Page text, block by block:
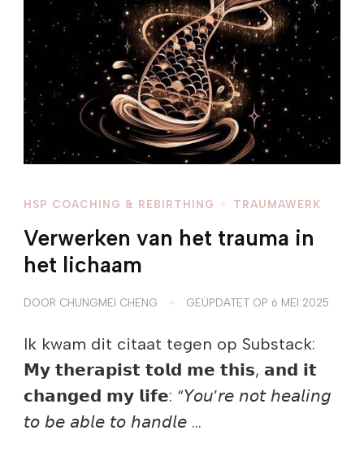
HSP COACHING & REBIRTHING TRAUMAWERK
Verwerken van het trauma in
het lichaam
DOOR CHUNGMEI CHENG GEÜPDATET OP 6 MEI 2025
Ik kwam dit citaat tegen op Substack:
𝗠𝘆 𝘁𝗵𝗲𝗿𝗮𝗽𝗶𝘀𝘁 𝘁𝗼𝗹𝗱 𝗺𝗲 𝘁𝗵𝗶𝘀, 𝗮𝗻𝗱 𝗶𝘁
𝗰𝗵𝗮𝗻𝗴𝗲𝗱 𝗺𝘆 𝗹𝗶𝗳𝗲: “𝘠𝘰𝘶’𝘳𝘦 𝘯𝘰𝘵 𝘩𝘦𝘢𝘭𝘪𝘯𝘨
𝘵𝘰 𝘣𝘦 𝘢𝘣𝘭𝘦 𝘵𝘰 𝘩𝘢𝘯𝘥𝘭𝘦 …